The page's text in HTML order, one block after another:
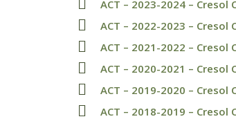
ACT – 2023-2024 – Cresol
ACT – 2022-2023 – Cresol
ACT – 2021-2022 – Cresol
ACT – 2020-2021 – Cresol
ACT – 2019-2020 – Cresol
ACT – 2018-2019 – Cresol